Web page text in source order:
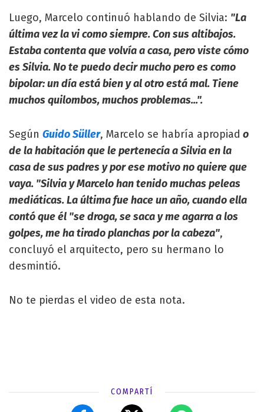
Luego, Marcelo continuó hablando de Silvia: "La
última vez la vi como siempre. Con sus altibajos.
Estaba contenta que volvía a casa, pero viste cómo
es Silvia. No te puedo decir mucho pero es como
bipolar: un día está bien y al otro está mal. Tiene
muchos quilombos, muchos problemas...".
Según Guido Süller, Marcelo se habría apropiad o
de la habitación que le pertenecía a Silvia en la
casa de sus padres y por ese motivo no quiere que
vaya. "Silvia y Marcelo han tenido muchas peleas
mediáticas. La última fue hace un año, cuando ella
contó que él "se droga, se saca y me agarra a los
golpes, me ha tirado planchas por la cabeza",
concluyó el arquitecto, pero su hermano lo
desmintió.
No te pierdas el video de esta nota.
COMPARTÍ